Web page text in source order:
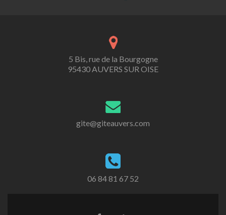
5 Bis, rue de la Bourgogne
95430 AUVERS SUR OISE
gite@giteauvers.com
06 84 81 67 52